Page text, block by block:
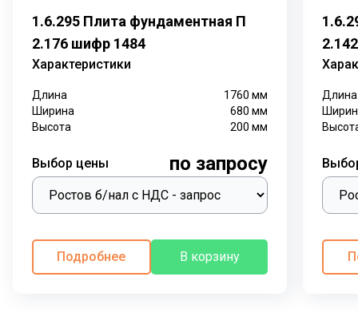
1.6.295 Плита фундаментная П
2.176 шифр 1484
Характеристики
Длина 1760мм
Ширина
680мм
Высота
200мм
Выбор цены по запросу
Подробнее В корзину
Длина